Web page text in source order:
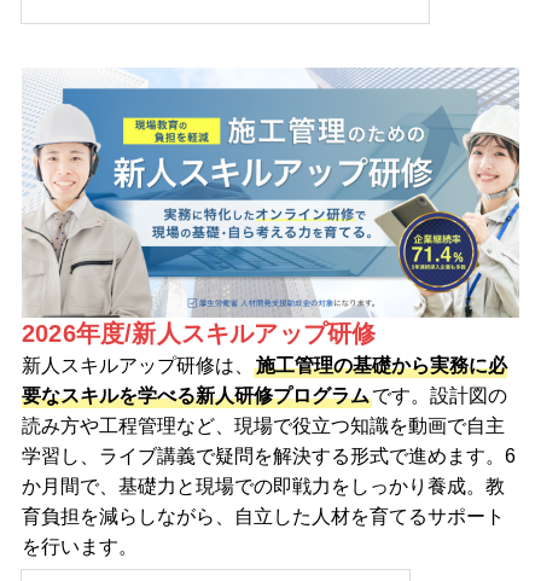
2026年度/新人スキルアップ研修
新人スキルアップ研修は、
施工管理の基礎から実務に必
要なスキルを学べる新人研修プログラムです。設計図の
読み方や工程管理など、現場で役立つ知識を動画で自主
学習し、ライブ講義で疑問を解決する形式で進めます。6
か月間で、基礎力と現場での即戦力をしっかり養成。教
育負担を減らしながら、自立した人材を育てるサポート
を行います。